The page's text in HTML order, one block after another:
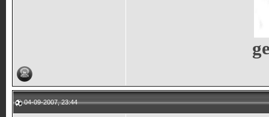
04-09-2007, 23:44